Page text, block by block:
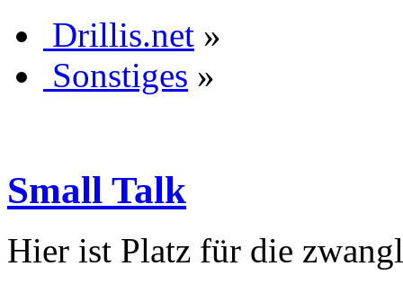
Drillis.net »
Sonstiges »
Small Talk
Hier ist Platz für die